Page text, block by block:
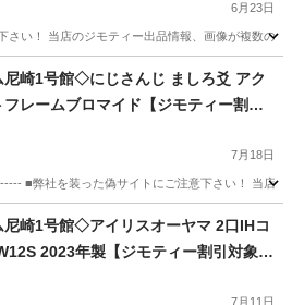
6月23日
さい！ 当店のジモティー出品情報、画像が複数の
フィギュア 悪魔の実
崎1号館◇にじさんじ ましろ爻 アク
フレームブロマイド【ジモティー割引
7月18日
■弊社を装った偽サイトにご注意下さい！ 当店の
その他 にじさんじ
崎1号館◇アイリスオーヤマ 2口IHコ
2023年製【ジモティー割引対象商
7月11日